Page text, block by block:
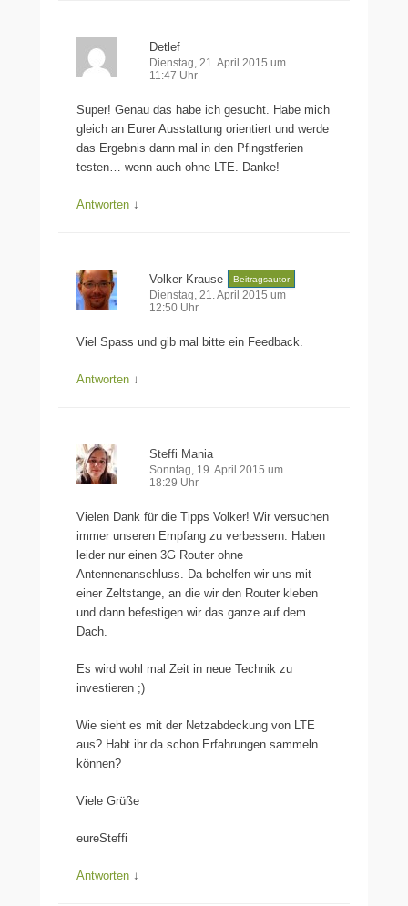
Detlef
Dienstag, 21. April 2015 um
11:47 Uhr
Super! Genau das habe ich gesucht. Habe mich
gleich an Eurer Ausstattung orientiert und werde
das Ergebnis dann mal in den Pfingstferien
testen… wenn auch ohne LTE. Danke!
Antworten ↓
Volker Krause Beitragsautor
Dienstag, 21. April 2015 um
12:50 Uhr
Viel Spass und gib mal bitte ein Feedback.
Antworten ↓
Steffi Mania
Sonntag, 19. April 2015 um
18:29 Uhr
Vielen Dank für die Tipps Volker! Wir versuchen
immer unseren Empfang zu verbessern. Haben
leider nur einen 3G Router ohne
Antennenanschluss. Da behelfen wir uns mit
einer Zeltstange, an die wir den Router kleben
und dann befestigen wir das ganze auf dem
Dach.
Es wird wohl mal Zeit in neue Technik zu
investieren ;)
Wie sieht es mit der Netzabdeckung von LTE
aus? Habt ihr da schon Erfahrungen sammeln
können?
Viele Grüße
eureSteffi
Antworten ↓